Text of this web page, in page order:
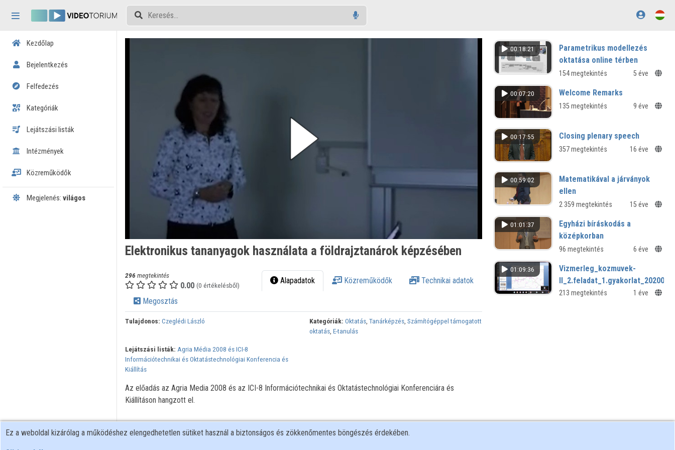
Tartalom kihagyása
Kezdőlap
Bejelentkezés
Felfedezés
Kategóriák
Lejátszási listák
Intézmények
Közreműködők
Megjelenés: világos
Elektronikus tananyagok használata a földrajztanárok képzésében
296 megtekintés
0.00 (0 értékelésből) Alapadatok Közreműködők Technikai adatok
Megosztás
Tulajdonos: Czeglédi László Kategóriák: Oktatás,Tanárképzés,Számítógéppel támogatott
oktatás,E-tanulás
Lejátszási listák: Agria Média 2008 és ICI-8
Információtechnikai és Oktatástechnológiai Konferencia és
Kiállítás
Az előadás az Agria Media 2008 és az ICI-8 Információtechnikai és Oktatástechnológiai Konferenciára és
Kiállításon hangzott el.
00:18:21
Parametrikus modellezés
oktatása online térben
154 megtekintés 5 éve
00:07:20 Welcome Remarks
135 megtekintés 9 éve
00:17:55 Closing plenary speech
357 megtekintés 16 éve
00:59:02
Matematikával a járványok
ellen
2 359 megtekintés 15 éve
01:01:37
Egyházi bíráskodás a
középkorban
96 megtekintés 6 éve
01:09:36
Vizmerleg_kozmuvek-
Vizmerleg_kozmuvek-
213 megtekintés 1 éve
Ez a weboldal kizárólag a működéshez elengedhetetlen sütiket használ a biztonságos és zökkenőmentes böngészés érdekében.